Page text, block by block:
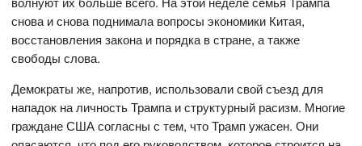
снова и снова поднимала вопросы экономики Китая,
восстановления закона и порядка в стране, а также
свободы слова.
Демократы же, напротив, использовали свой съезд для
нападок на личность Трампа и структурный расизм. Многие
граждане США согласны с тем, что Трамп ужасен. Они